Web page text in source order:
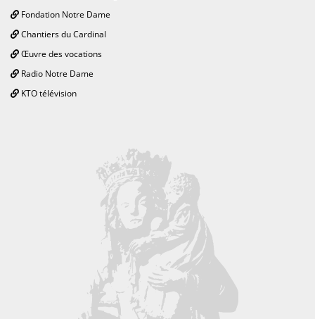
Fondation Notre Dame
Chantiers du Cardinal
Œuvre des vocations
Radio Notre Dame
KTO télévision